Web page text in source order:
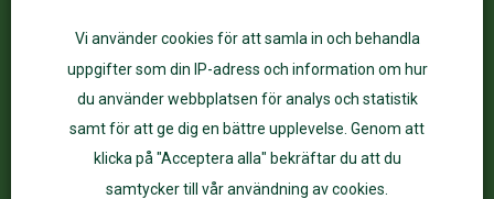
Kontakta oss
Köpvillkor
Integritet
Butik och öppettider
Vårt sortiment
Logga in
Vi använder cookies för att samla in och behandla
uppgifter som din IP-adress och information om hur
du använder webbplatsen för analys och statistik
samt för att ge dig en bättre upplevelse. Genom att
klicka på "Acceptera alla" bekräftar du att du
samtycker till vår användning av cookies.